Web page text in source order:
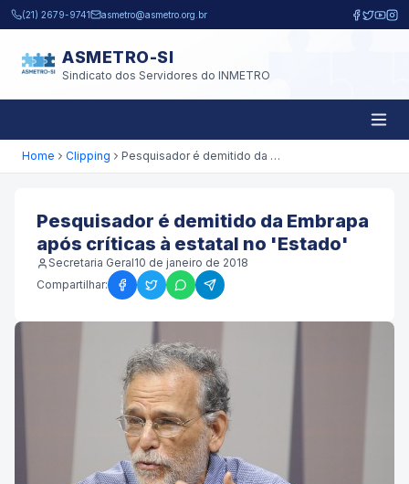
Pular para o conteúdo principal
(21) 2679-9741 asmetro@asmetro.org.br
ASMETRO-SI
Sindicato dos Servidores do INMETRO
Home Clipping Pesquisador é demitido da Embrapa após críticas à estatal no 'Estado'
Pesquisador é demitido da Embrapa
após críticas à estatal no 'Estado'
Secretaria Geral10 de janeiro de 2018
Compartilhar: